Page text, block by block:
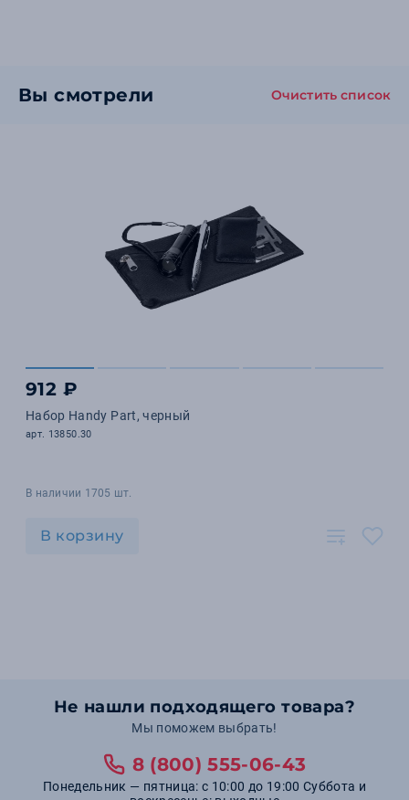
Вы смотрели Очистить список
912 ₽
Набор Handy Part, черный
арт. 13850.30
В наличии 1705 шт.
В корзину
Не нашли подходящего товара?
Мы поможем выбрать!
8 (800) 555-06-43
Понедельник — пятница: с 10:00 до 19:00 Суббота и